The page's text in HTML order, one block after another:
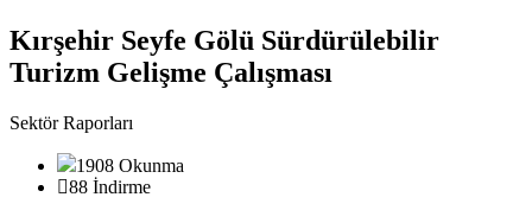
Kırşehir Seyfe Gölü Sürdürülebilir
Turizm Gelişme Çalışması
Sektör Raporları
1908 Okunma
88 İndirme